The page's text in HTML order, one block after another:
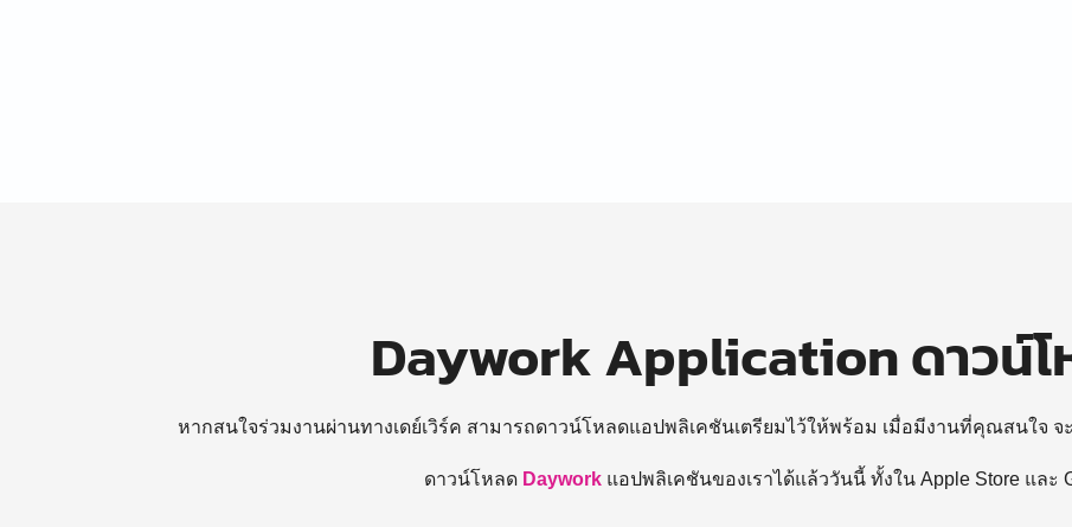
Daywork Application ดาวน์
หากสนใจร่วมงานผ่านทางเดย์เวิร์ค สามารถดาวน์โหลดแอปพลิเคชันเตรียมไว้ให้พร้อม เมื่อมีงานที่คุณสนใจ จ
ดาวน์โหลด Daywork แอปพลิเคชันของเราได้แล้ววันนี้ ทั้งใน Apple Store และ